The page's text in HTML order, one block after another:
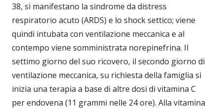
38, si manifestano la sindrome da distress
respiratorio acuto (ARDS) e lo shock settico; viene
quindi intubata con ventilazione meccanica e al
contempo viene somministrata norepinefrina. Il
settimo giorno del suo ricovero, il secondo giorno di
ventilazione meccanica, su richiesta della famiglia si
inizia una terapia a base di altre dosi di vitamina C
per endovena (11 grammi nelle 24 ore). Alla vitamina